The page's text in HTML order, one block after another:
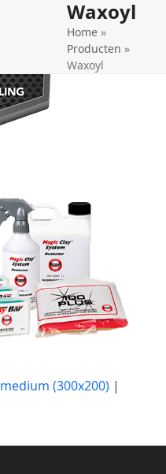
Waxoyl
Home »
Producten »
Waxoyl
medium (300x200) |